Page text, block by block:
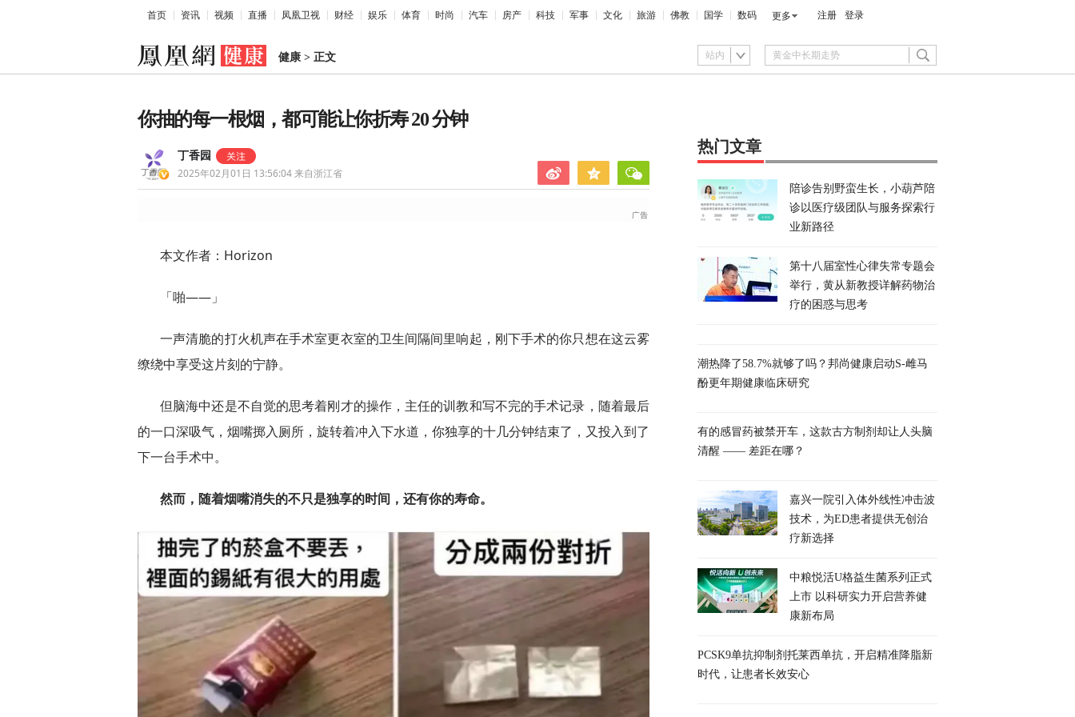
首页 资讯 视频 直播 凤凰卫视 财经 娱乐 体育 时尚 汽车 房产 科技 军事 文化 旅游 佛教 国学 数码 更多 注册 登录
健康 > 正文 站内
你抽的每一根烟，都可能让你折寿 20 分钟
丁香园
2025年02月01日 13:56:04来自浙江省
本文作者：Horizon
「啪——」
一声清脆的打火机声在手术室更衣室的卫生间隔间里响起，刚下手术的你只想在这云雾
缭绕中享受这片刻的宁静。
但脑海中还是不自觉的思考着刚才的操作，主任的训教和写不完的手术记录，随着最后
的一口深吸气，烟嘴掷入厕所，旋转着冲入下水道，你独享的十几分钟结束了，又投入到了
下一台手术中。
然而，随着烟嘴消失的不只是独享的时间，还有你的寿命。
热门文章
陪诊告别野蛮生长，小葫芦陪
诊以医疗级团队与服务探索行
业新路径
第十八届室性心律失常专题会
举行，黄从新教授详解药物治
疗的困惑与思考
潮热降了58.7%就够了吗？邦尚健康启动S-雌马
酚更年期健康临床研究
有的感冒药被禁开车，这款古方制剂却让人头脑
清醒 —— 差距在哪？
嘉兴一院引入体外线性冲击波
技术，为ED患者提供无创治
疗新选择
中粮悦活U格益生菌系列正式
上市 以科研实力开启营养健
康新布局
PCSK9单抗抑制剂托莱西单抗，开启精准降脂新
时代，让患者长效安心